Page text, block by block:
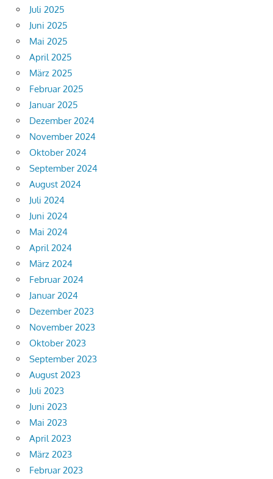
Juli 2025
Juni 2025
Mai 2025
April 2025
März 2025
Februar 2025
Januar 2025
Dezember 2024
November 2024
Oktober 2024
September 2024
August 2024
Juli 2024
Juni 2024
Mai 2024
April 2024
März 2024
Februar 2024
Januar 2024
Dezember 2023
November 2023
Oktober 2023
September 2023
August 2023
Juli 2023
Juni 2023
Mai 2023
April 2023
März 2023
Februar 2023